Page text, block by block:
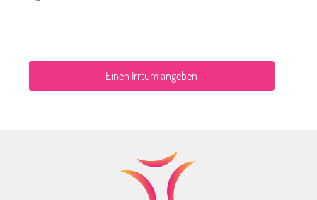
Einen Irrtum angeben